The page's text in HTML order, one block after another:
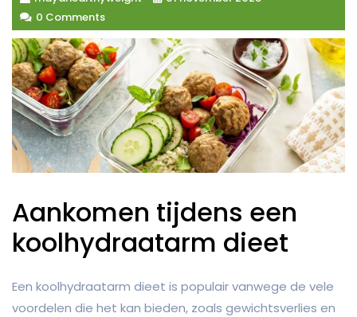
0 Comments
Aankomen tijdens een
koolhydraatarm dieet
Een koolhydraatarm dieet is populair vanwege de vele
voordelen die het kan bieden, zoals gewichtsverlies en